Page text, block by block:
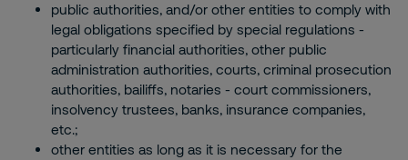
public authorities, and/or other entities to comply with
legal obligations specified by special regulations -
particularly financial authorities, other public
administration authorities, courts, criminal prosecution
authorities, bailiffs, notaries - court commissioners,
insolvency trustees, banks, insurance companies,
etc.;
other entities as long as it is necessary for the